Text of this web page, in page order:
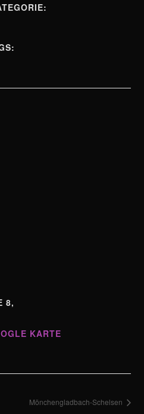
8,
KARTE
Mönchengladbach-Schelsen